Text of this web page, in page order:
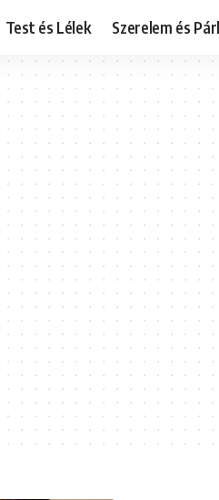
Test és Lélek Szerelem és